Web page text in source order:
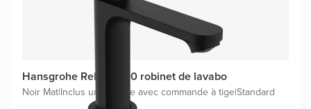
Hansgrohe Rebris S110 robinet de lavabo
Noir Mat|Inclus une bonde avec commande à tige|Standard